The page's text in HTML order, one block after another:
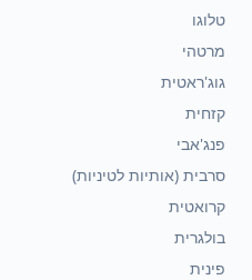
טלוגו
מרטהי
גוג'ראטית
קזחית
פנג'אבי
סרבית (אותיות לטיניות)
קרואטית
בולגרית
פינית